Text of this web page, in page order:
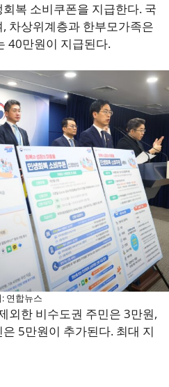
복 소비쿠폰을 지급한다. 국
차상위계층과 한부모가족은
40만원이 지급된다.
연합뉴스
외한 비수도권 주민은 3만원,
5만원이 추가된다. 최대 지